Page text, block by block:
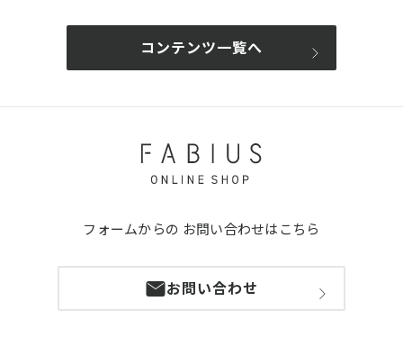
コンテンツ一覧へ
フォームからの お問い合わせはこちら
お問い合わせ